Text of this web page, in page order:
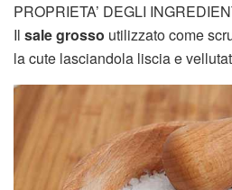
PROPRIETA’ DEGLI
Il sale grosso utilizzato come
la cute lasciandola liscia e